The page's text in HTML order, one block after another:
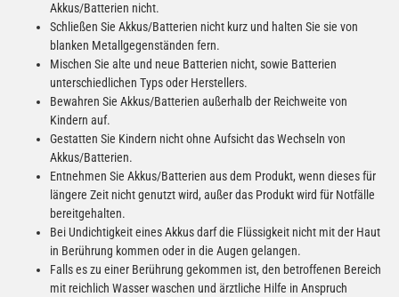
Akkus/Batterien nicht.
Schließen Sie Akkus/Batterien nicht kurz und halten Sie sie von
blanken Metallgegenständen fern.
Mischen Sie alte und neue Batterien nicht, sowie Batterien
unterschiedlichen Typs oder Herstellers.
Bewahren Sie Akkus/Batterien außerhalb der Reichweite von
Kindern auf.
Gestatten Sie Kindern nicht ohne Aufsicht das Wechseln von
Akkus/Batterien.
Entnehmen Sie Akkus/Batterien aus dem Produkt, wenn dieses für
längere Zeit nicht genutzt wird, außer das Produkt wird für Notfälle
bereitgehalten.
Bei Undichtigkeit eines Akkus darf die Flüssigkeit nicht mit der Haut
in Berührung kommen oder in die Augen gelangen.
Falls es zu einer Berührung gekommen ist, den betroffenen Bereich
mit reichlich Wasser waschen und ärztliche Hilfe in Anspruch